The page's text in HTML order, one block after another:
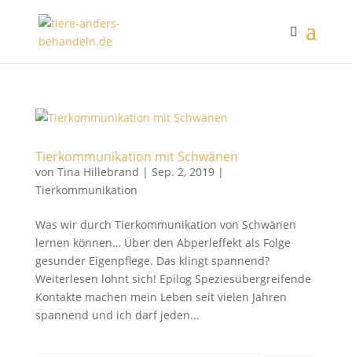
Tierkommunikation mit Schwänen
von Tina Hillebrand | Sep. 2, 2019|
Tierkommunikation
Was wir durch Tierkommunikation von Schwänen
lernen können… Über den Abperleffekt als Folge
gesunder Eigenpflege. Das klingt spannend?
Weiterlesen lohnt sich! Epilog Speziesübergreifende
Kontakte machen mein Leben seit vielen Jahren
spannend und ich darf jeden...